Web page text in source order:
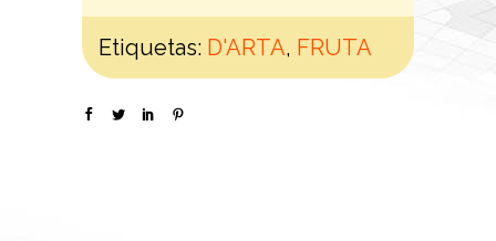
Etiquetas: D'ARTA, FRUTA